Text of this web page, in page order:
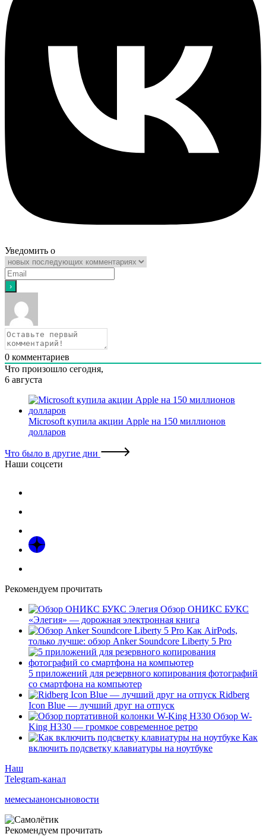
Уведомить о
0 комментариев
Что произошло сегодня,
6 августа
Microsoft купила акции Apple на 150 миллионов
долларов
Что было в другие дни
Наши соцсети
Рекомендуем прочитать
Обзор ОНИКС БУКС
«Элегия» — дорожная электронная книга
Как AirPods,
только лучше: обзор Anker Soundcore Liberty 5 Pro
5 приложений для резервного копирования фотографий
со смартфона на компьютер
Ridberg
Icon Blue — лучший друг на отпуск
Обзор W-
King H330 — громкое современное ретро
Как
включить подсветку клавиатуры на ноутбуке
Наш
Telegram-канал
мемесыанонсыновости
Рекомендуем прочитать